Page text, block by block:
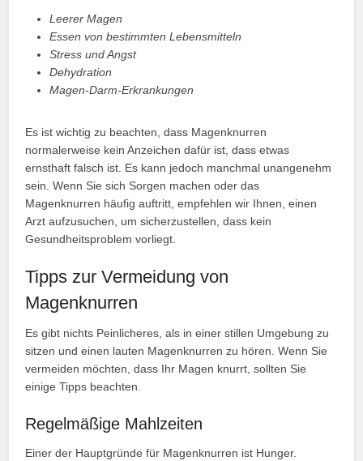
Leerer Magen
Essen von bestimmten Lebensmitteln
Stress und Angst
Dehydration
Magen-Darm-Erkrankungen
Es ist wichtig zu beachten, dass Magenknurren
normalerweise kein Anzeichen dafür ist, dass etwas
ernsthaft falsch ist. Es kann jedoch manchmal unangenehm
sein. Wenn Sie sich Sorgen machen oder das
Magenknurren häufig auftritt, empfehlen wir Ihnen, einen
Arzt aufzusuchen, um sicherzustellen, dass kein
Gesundheitsproblem vorliegt.
Tipps zur Vermeidung von
Magenknurren
Es gibt nichts Peinlicheres, als in einer stillen Umgebung zu
sitzen und einen lauten Magenknurren zu hören. Wenn Sie
vermeiden möchten, dass Ihr Magen knurrt, sollten Sie
einige Tipps beachten.
Regelmäßige Mahlzeiten
Einer der Hauptgründe für Magenknurren ist Hunger.